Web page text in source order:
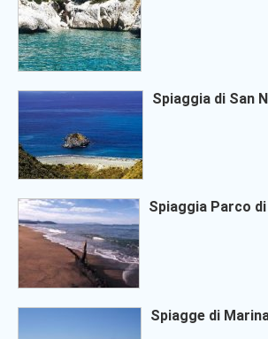
Spiaggia di San
Spiaggia Parco
Spiagge di